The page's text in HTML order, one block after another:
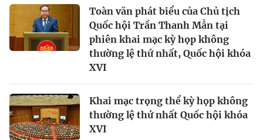
Toàn văn phát biểu của Chủ tịch
Quốc hội Trần Thanh Mẫn tại
phiên khai mạc kỳ họp không
thường lệ thứ nhất, Quốc hội khóa
XVI
Khai mạc trọng thể kỳ họp không
thường lệ thứ nhất Quốc hội khóa
XVI